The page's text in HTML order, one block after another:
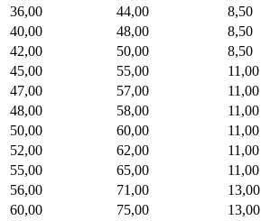
36,00
44,00 8,50
40,00
48,00 8,50
42,00
50,00 8,50
45,00
55,00 11,00
47,00
57,00 11,00
48,00
58,00 11,00
50,00
60,00 11,00
52,00
62,00 11,00
55,00
65,00 11,00
56,00
71,00 13,00
60,00
75,00 13,00